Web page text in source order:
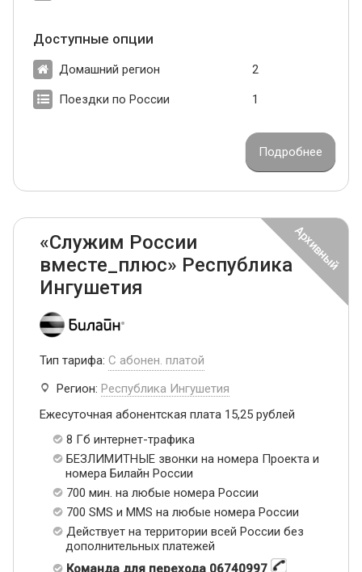
Доступные опции
Домашний регион 2
Поездки по России 1
Подробнее
«Служим России
вместе_плюс» Республика
Ингушетия
Тип тарифа: С абонен. платой
Регион: Республика Ингушетия
Ежесуточная абонентская плата 15,25 рублей
8 Гб интернет-трафика
БЕЗЛИМИТНЫЕ звонки на номера Проекта и
номера Билайн России
700 мин. на любые номера России
700 SMS и MMS на любые номера России
Действует на территории всей России без
дополнительных платежей
Команда для перехода 06740997